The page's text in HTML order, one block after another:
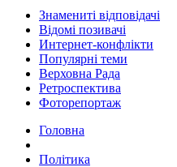
Знамениті відповідачі
Відомі позивачі
Интернет-конфлікти
Популярні теми
Верховна Рада
Ретроспектива
Фоторепортаж
Головна
Політика